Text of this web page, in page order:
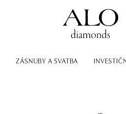
ZÁSNUBY A SVATBA